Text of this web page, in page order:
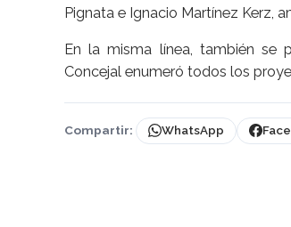
Pignata e Ignacio Martínez Kerz,
En la misma línea, también se
Concejal enumeró todos los
Compartir: WhatsApp